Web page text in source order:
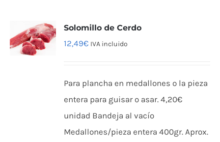
Solomillo de Cerdo
12,49€ IVA incluido
Para plancha en medallones o la pieza
entera para guisar o asar. 4,20€
unidad Bandeja al vacío
Medallones/pieza entera 400gr. Aprox.